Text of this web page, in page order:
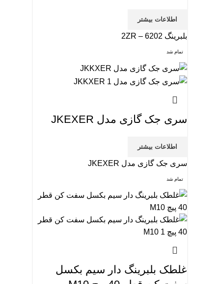
اطلاعات بیشتر
بلبرینگ 2ZR – 6202
تمام شد
سری جک گازی مدل JKEXER
اطلاعات بیشتر
سری جک گازی مدل JKEXER
تمام شد
غلطک بلبرینگ دار سیم بکسل